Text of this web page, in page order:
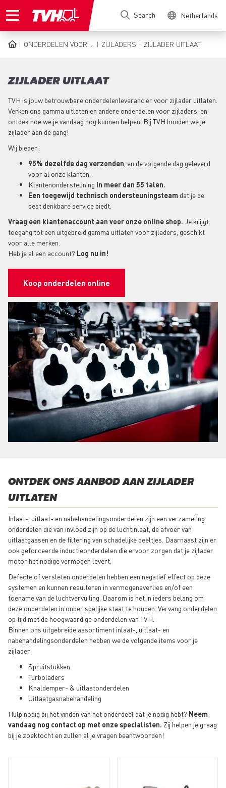
to
Search Netherlands
ONDERDELEN VOOR ... ZIJLADERS ZIJLADER UITLAAT
ZIJLADER UITLAAT
TVH is jouw betrouwbare onderdelenleverancier voor zijlader uitlaten.
Verken ons gamma uitlaten en andere onderdelen voor zijladers, en
ontdek hoe we je vandaag nog kunnen helpen. Bij TVH houden we je
zijlader aan de gang!
Wij bieden:
95% dezelfde dag verzonden , en de volgende dag geleverd
voor al onze klanten.
Klantenondersteuning in meer dan 55 talen.
Een toegewijd technisch ondersteuningsteam dat je de
best denkbare service biedt.
Vraag een klantenaccount aan voor onze online shop. Je krijgt
toegang tot een uitgebreid gamma uitlaten voor zijladers, geschikt
voor alle merken.
Heb je al een account? Log nu in!
Koop onderdelen online
ONTDEK ONS AANBOD AAN ZIJLADER
UITLATEN
Inlaat-, uitlaat- en nabehandelingsonderdelen zijn een verzameling
onderdelen die van invloed zijn op de luchtinlaat, de afvoer van
uitlaatgassen en de filtering van schadelijke deeltjes. Daarnaast zijn er
ook geforceerde inductieonderdelen die ervoor zorgen dat je zijlader
motor het nodige vermogen levert.
Defecte of versleten onderdelen hebben een negatief effect op deze
systemen en kunnen resulteren in vermogensverlies en/of een
toename van de luchtvervuiling. Daarom is het in ieders belang om
deze onderdelen in onberispelijke staat te houden. Vervang onderdelen
op tijd met de hoogwaardige onderdelen van TVH.
Binnen ons uitgebreide assortiment inlaat-, uitlaat- en
nabehandelingsonderdelen hebben we de volgende items voor je
zijlader:
Spruitstukken
Turboladers
Knaldemper- & uitlaatonderdelen
Uitlaatgasnabehandeling
Hulp nodig bij het vinden van het onderdeel dat je nodig hebt? Neem
vandaag nog contact op met onze specialisten. Zij helpen je graag
bij je zoektocht en zullen al je vragen beantwoorden!